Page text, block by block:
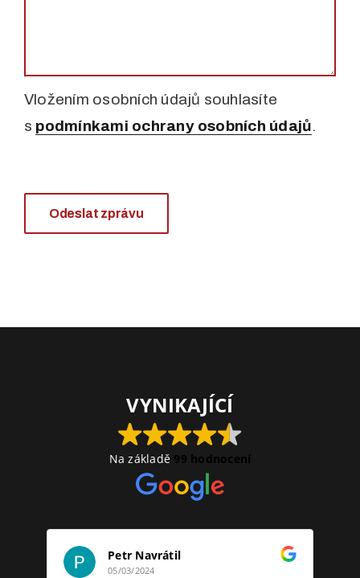
Vložením osobních údajů souhlasíte
s podmínkami ochrany osobních údajů.
Odeslat zprávu
VYNIKAJÍCÍ
Na základě 99 hodnocení
Petr Navrátil
05/03/2024